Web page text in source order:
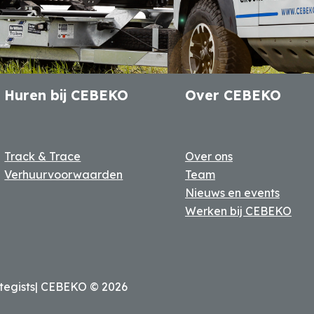
Huren bij CEBEKO
Track & Trace
Verhuurvoorwaarden
Over CEBEKO
Over ons
Team
Nieuws en events
Werken bij CEBEKO
| CEBEKO © 2026